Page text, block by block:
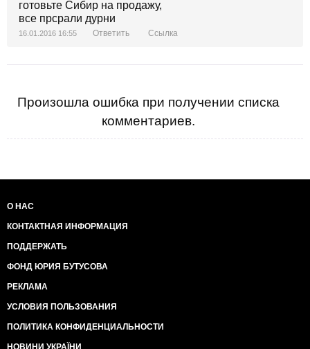
готовьте Сибир на продажу,
все прсрали дурни
16.01.2016 16:55 Ответить Ссылка
Произошла ошибка при получении списка
комментариев.
О НАС
КОНТАКТНАЯ ИНФОРМАЦИЯ
ПОДДЕРЖАТЬ
ФОНД ЮРИЯ БУТУСОВА
РЕКЛАМА
УСЛОВИЯ ПОЛЬЗОВАНИЯ
ПОЛИТИКА КОНФИДЕНЦИАЛЬНОСТИ
НОВИНИ УКРАЇНИ